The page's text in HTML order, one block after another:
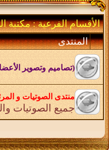
الأقسام الفرعية: مكتبة
المنتدى
(تصاميم وتصوير
منتدى الصوتيات و
جميع الصوتيات